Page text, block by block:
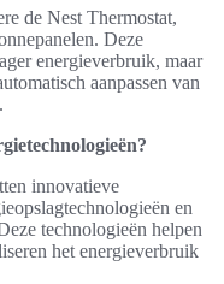
de Nest Thermostat,
Deze
energieverbruik, maar
aanpassen van
innovatieve
en
technologieën helpen
het energieverbruik